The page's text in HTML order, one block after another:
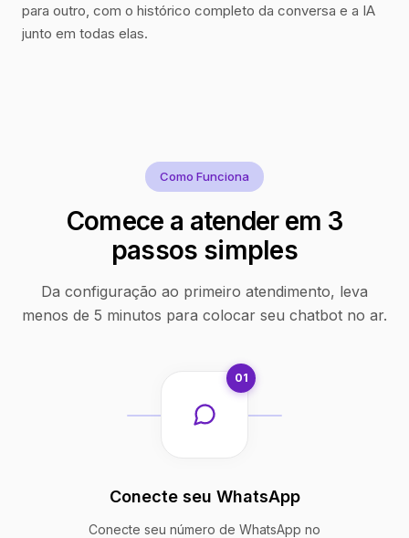
para outro, com o histórico completo da conversa e a IA
junto em todas elas.
Como Funciona
Comece a atender em 3
passos simples
Da configuração ao primeiro atendimento, leva
menos de 5 minutos para colocar seu chatbot no ar.
01
Conecte seu WhatsApp
Conecte seu número de WhatsApp no